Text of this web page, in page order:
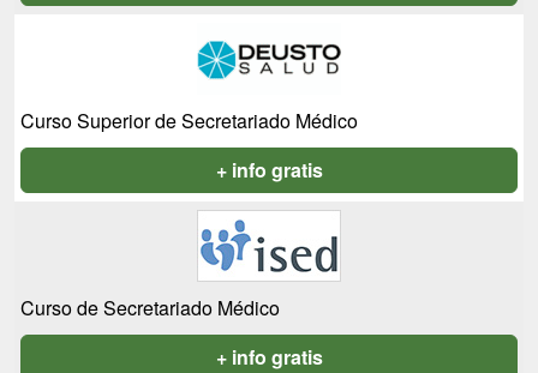
Curso Superior de Secretariado Médico
+ info gratis
Curso de Secretariado Médico
+ info gratis